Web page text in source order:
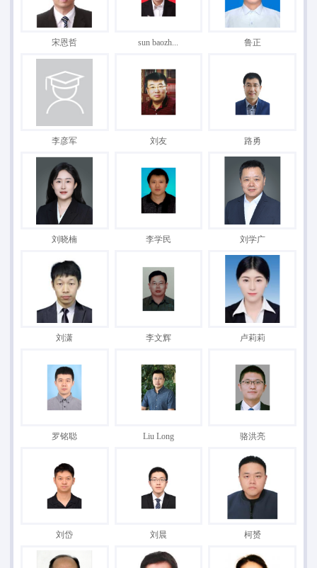
宋恩哲 sun baozh... 鲁正
李彦军 刘友 路勇
刘晓楠 李学民 刘学广
刘潇 李文辉 卢莉莉
罗铭聪 Liu Long 骆洪亮
刘岱 刘晨 柯赟